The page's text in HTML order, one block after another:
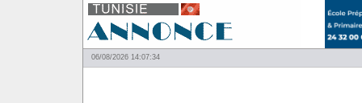
06/08/2026 14:07:34